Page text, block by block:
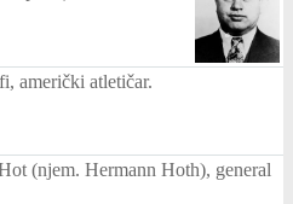
američki atletičar.
(njem. Hermann Hoth), general